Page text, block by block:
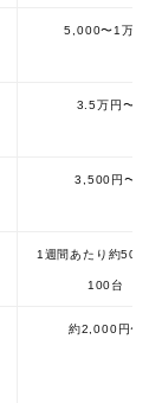
5,000〜1万円
3.5万円〜
3,500円〜
1週間あたり約500万
100台
約2,000円〜